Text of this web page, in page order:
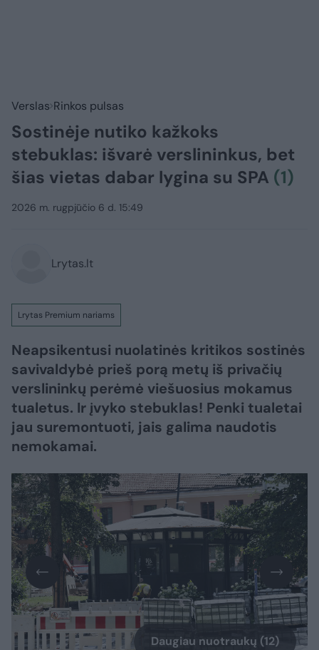
Verslas Rinkos pulsas
Sostinėje nutiko kažkoks
stebuklas: išvarė verslininkus, bet
šias vietas dabar lygina su SPA (1)
2026 m. rugpjūčio 6 d. 15:49
Lrytas.lt
Lrytas Premium nariams
Neapsikentusi nuolatinės kritikos sostinės
savivaldybė prieš porą metų iš privačių
verslininkų perėmė viešuosius mokamus
tualetus. Ir įvyko stebuklas! Penki tualetai
jau suremontuoti, jais galima naudotis
nemokamai.
Daugiau nuotraukų (12)